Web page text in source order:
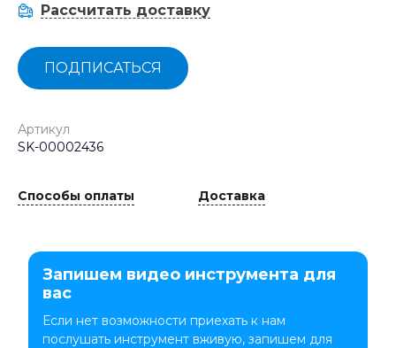
Рассчитать доставку
ПОДПИСАТЬСЯ
Артикул
SK-00002436
Способы оплаты Доставка
Запишем видео инструмента для
вас
Если нет возможности приехать к нам
послушать инструмент вживую, запишем для